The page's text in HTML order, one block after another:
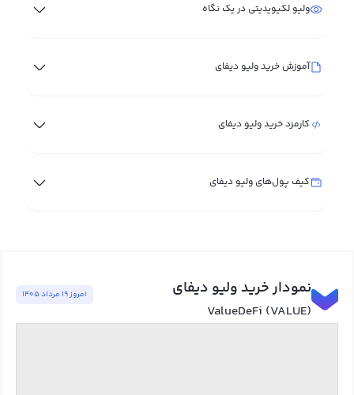
ولیو لکیویدیتی در یک نگاه
آموزش خرید ولیو دیفای
کارمزد خرید ولیو دیفای
کیف پول‌های ولیو دیفای
نمودار خرید ولیو دیفای
ValueDeFi (VALUE)
امروز ١٩ مرداد ١٤٠٥